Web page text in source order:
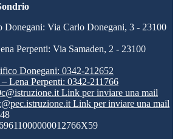
Donegani: Via Carlo Donegani, 3 - 23100
Perpenti: Via Samaden, 2 - 23100
Donegani: 0342-212652
Lena Perpenti: 0342-211766
Link per inviare una mail
Link per inviare una mail